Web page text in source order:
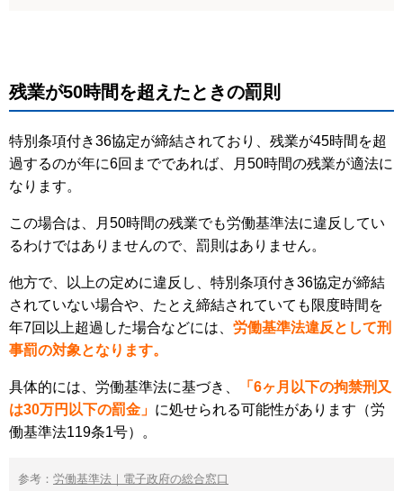
残業が50時間を超えたときの罰則
特別条項付き36協定が締結されており、残業が45時間を超
過するのが年に6回までであれば、月50時間の残業が適法に
なります。
この場合は、月50時間の残業でも労働基準法に違反してい
るわけではありませんので、罰則はありません。
他方で、以上の定めに違反し、特別条項付き36協定が締結
されていない場合や、たとえ締結されていても限度時間を
年7回以上超過した場合などには、 労働基準法違反として刑
事罰の対象となります。
具体的には、労働基準法に基づき、
「6ヶ月以下の拘禁刑又
は30万円以下の罰金」 に処せられる可能性があります（労
働基準法119条1号）。
参考： 労働基準法｜電子政府の総合窓口